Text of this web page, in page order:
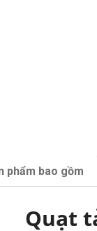
phẩm bao gồm
Quạt